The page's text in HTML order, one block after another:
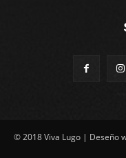
© 2018 Viva Lugo | Deseño